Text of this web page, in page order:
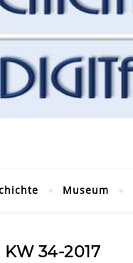
Museum
KW 34-2017